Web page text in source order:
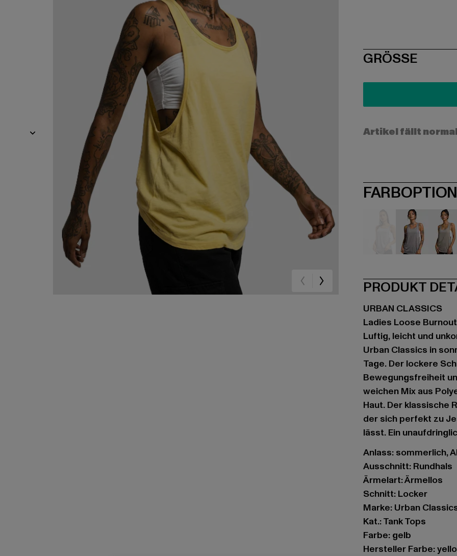
SIZE
GRÖSSE
Artikel fällt
PRODUKT
URBAN CLASSICS
Ladies Loose Burnout
Luftig, leicht und
Urban Classics in
Tage. Der lockere
Bewegungsfreiheit
weichen Mix aus
Haut. Der klassische
der sich perfekt zu
lässt. Ein
Anlass: sommerlich,
Ausschnitt: Rundhals
Ärmelart: Ärmellos
Schnitt: Locker
Marke: Urban
Kat.: Tank Tops
Farbe: gelb
Hersteller Farbe: